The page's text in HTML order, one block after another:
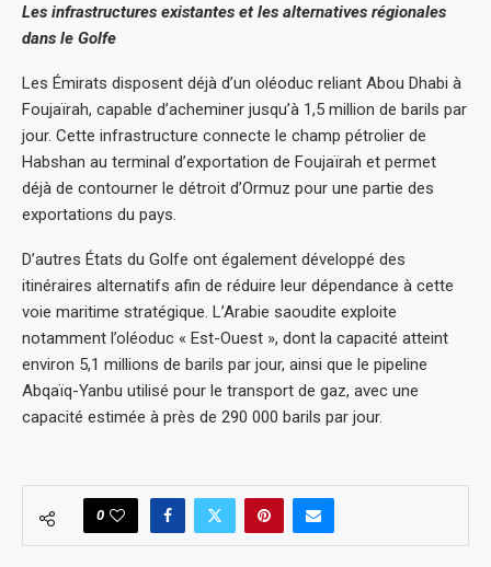
Les infrastructures existantes et les alternatives régionales
dans le Golfe
Les Émirats disposent déjà d’un oléoduc reliant Abou Dhabi à
Foujaïrah, capable d’acheminer jusqu’à 1,5 million de barils par
jour. Cette infrastructure connecte le champ pétrolier de
Habshan au terminal d’exportation de Foujaïrah et permet
déjà de contourner le détroit d’Ormuz pour une partie des
exportations du pays.
D’autres États du Golfe ont également développé des
itinéraires alternatifs afin de réduire leur dépendance à cette
voie maritime stratégique. L’Arabie saoudite exploite
notamment l’oléoduc « Est-Ouest », dont la capacité atteint
environ 5,1 millions de barils par jour, ainsi que le pipeline
Abqaïq-Yanbu utilisé pour le transport de gaz, avec une
capacité estimée à près de 290 000 barils par jour.
0